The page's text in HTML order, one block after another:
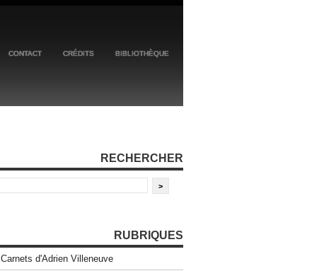
CONTACT CRÉDITS BIBLIOTHÈQUE
RECHERCHER
RUBRIQUES
Carnets d'Adrien Villeneuve